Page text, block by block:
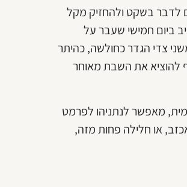
לדבר בשקט ולהחזיק מקל
ביום חמישי שעבר על
מוחלט בתוך 48 שעות") התפרש משני צדי הגדר כחולשה, כהיתר
להוציא את השבת מאוחר
מאפשר לנתניהו לפרמט
או חלילה פחות מזה,